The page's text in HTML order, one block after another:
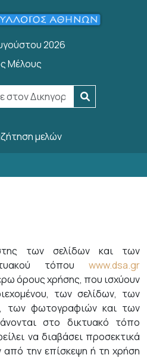
περιεχόμενο
2026
User account menu
Μέλους
μελών
των σελίδων και των
τόπου www.dsa.gr
όρους χρήσης, που ισχύουν
των σελίδων, των
των φωτογραφιών και των
στο δικτυακό τόπο
να διαβάσει προσεκτικά
την επίσκεψη ή τη χρήση